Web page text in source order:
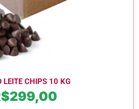
LEITE CHIPS 10 KG
299,00